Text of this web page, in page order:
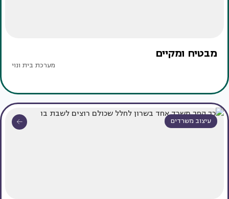
מבטיח ומקיים
מערכת בית ונוי
עיצוב משרדים